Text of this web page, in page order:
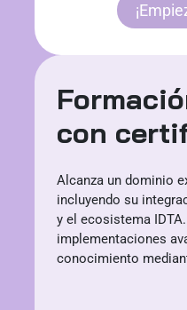
con
Alcanza un dominio
incluyendo su
y el ecosistema
implementaciones
conocimiento